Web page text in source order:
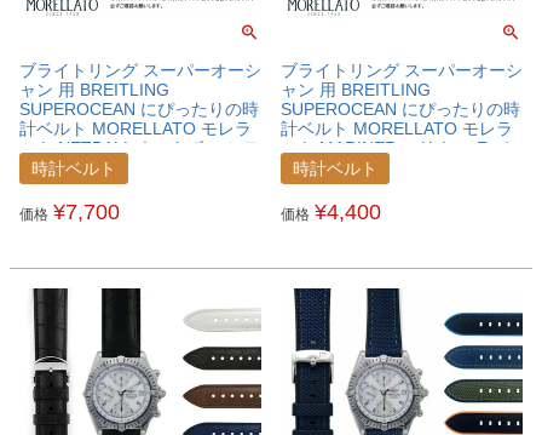
ブライトリング スーパーオーシ
ャン 用 BREITLING
SUPEROCEAN にぴったりの時
計ベルト MORELLATO モレラ
ート NETBALL ネットボール フ
ァブリック 時計ベルト
X5122C62BRESPO
時計ベルト
価格 ¥7,700
ブライトリング スーパーオーシ
ャン 用 BREITLING
SUPEROCEAN にぴったりの時
計ベルト MORELLATO モレラ
ート MARINER マリナー ラバ
ー 時計ベルト
U2859198BRESPO
時計ベルト
価格 ¥4,400